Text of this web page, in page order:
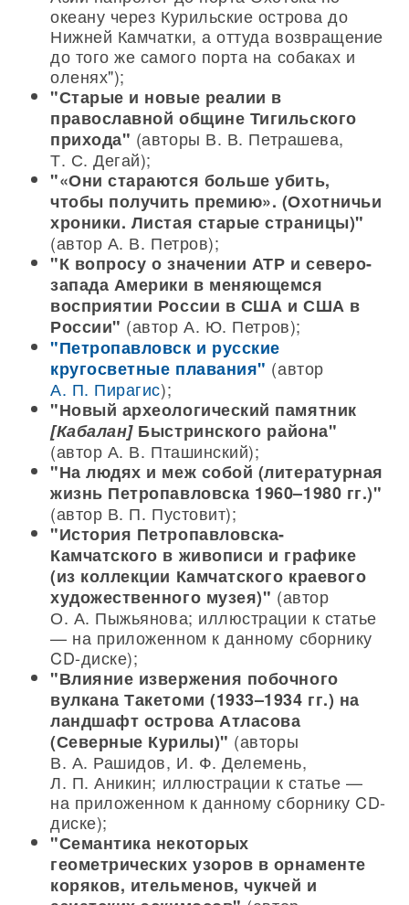
океану через Курильские острова до
Нижней Камчатки, а оттуда возвращение
до того же самого порта на собаках и
оленях");
"Старые и новые реалии в
православной общине Тигильского
прихода" (авторы В. В. Петрашева,
Т. С. Дегай);
"«Они стараются больше убить,
чтобы получить премию». (Охотничьи
хроники. Листая старые страницы)"
(автор А. В. Петров);
"К вопросу о значении АТР и северо-
запада Америки в меняющемся
восприятии России в США и США в
России" (автор А. Ю. Петров);
"Петропавловск и русские
кругосветные плавания" (автор
А. П. Пирагис);
"Новый археологический памятник
[Кабалан]Быстринского района"
(автор А. В. Пташинский);
"На людях и меж собой (литературная
жизнь Петропавловска 1960–1980 гг.)"
(автор В. П. Пустовит);
"История Петропавловска-
Камчатского в живописи и графике
(из коллекции Камчатского краевого
художественного музея)" (автор
О. А. Пыжьянова; иллюстрации к статье
— на приложенном к данному сборнику
CD-диске);
"Влияние извержения побочного
вулкана Такетоми (1933–1934 гг.) на
ландшафт острова Атласова
(Северные Курилы)" (авторы
В. А. Рашидов, И. Ф. Делемень,
Л. П. Аникин; иллюстрации к статье —
на приложенном к данному сборнику CD-
диске);
"Семантика некоторых
геометрических узоров в орнаменте
коряков, ительменов, чукчей и